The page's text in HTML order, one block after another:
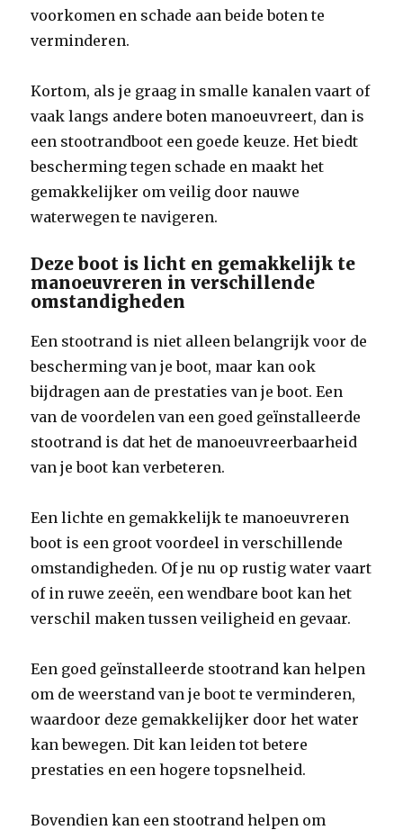
voorkomen en schade aan beide boten te
verminderen.
Kortom, als je graag in smalle kanalen vaart of
vaak langs andere boten manoeuvreert, dan is
een stootrandboot een goede keuze. Het biedt
bescherming tegen schade en maakt het
gemakkelijker om veilig door nauwe
waterwegen te navigeren.
Deze boot is licht en gemakkelijk te
manoeuvreren in verschillende
omstandigheden
Een stootrand is niet alleen belangrijk voor de
bescherming van je boot, maar kan ook
bijdragen aan de prestaties van je boot. Een
van de voordelen van een goed geïnstalleerde
stootrand is dat het de manoeuvreerbaarheid
van je boot kan verbeteren.
Een lichte en gemakkelijk te manoeuvreren
boot is een groot voordeel in verschillende
omstandigheden. Of je nu op rustig water vaart
of in ruwe zeeën, een wendbare boot kan het
verschil maken tussen veiligheid en gevaar.
Een goed geïnstalleerde stootrand kan helpen
om de weerstand van je boot te verminderen,
waardoor deze gemakkelijker door het water
kan bewegen. Dit kan leiden tot betere
prestaties en een hogere topsnelheid.
Bovendien kan een stootrand helpen om